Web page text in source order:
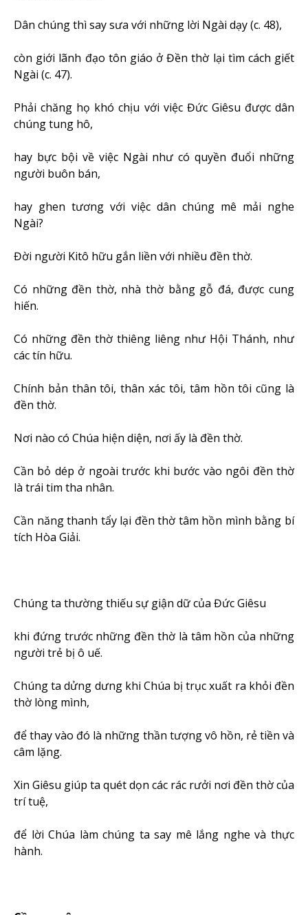
Dân chúng thì say sưa với những lời Ngài dạy (c. 48),
còn giới lãnh đạo tôn giáo ở Đền thờ lại tìm cách giết
Ngài (c. 47).
Phải chăng họ khó chịu với việc Đức Giêsu được dân
chúng tung hô,
hay bực bội về việc Ngài như có quyền đuổi những
người buôn bán,
hay ghen tương với việc dân chúng mê mải nghe
Ngài?
Đời người Kitô hữu gắn liền với nhiều đền thờ.
Có những đền thờ, nhà thờ bằng gỗ đá, được cung
hiến.
Có những đền thờ thiêng liêng như Hội Thánh, như
các tín hữu.
Chính bản thân tôi, thân xác tôi, tâm hồn tôi cũng là
đền thờ.
Nơi nào có Chúa hiện diện, nơi ấy là đền thờ.
Cần bỏ dép ở ngoài trước khi bước vào ngôi đền thờ
là trái tim tha nhân.
Cần năng thanh tẩy lại đền thờ tâm hồn mình bằng bí
tích Hòa Giải.
Chúng ta thường thiếu sự giận dữ của Đức Giêsu
khi đứng trước những đền thờ là tâm hồn của những
người trẻ bị ô uế.
Chúng ta dửng dưng khi Chúa bị trục xuất ra khỏi đền
thờ lòng mình,
để thay vào đó là những thần tượng vô hồn, rẻ tiền và
câm lặng.
Xin Giêsu giúp ta quét dọn các rác rưởi nơi đền thờ của
trí tuệ,
để lời Chúa làm chúng ta say mê lắng nghe và thực
hành.